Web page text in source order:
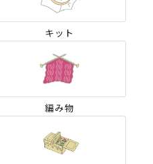
キット
編み物